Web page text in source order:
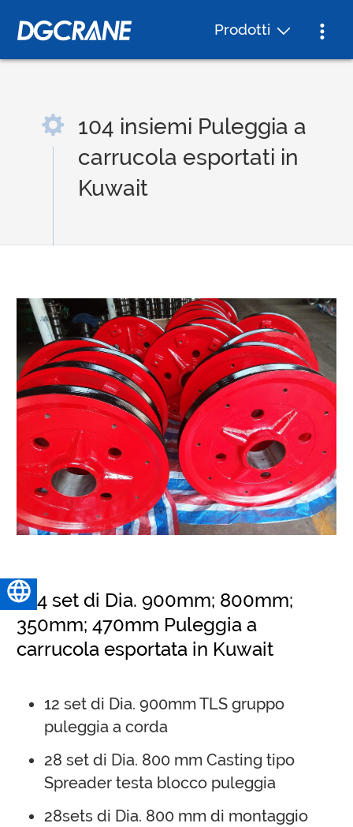
Prodotti
104 insiemi Puleggia a
carrucola esportati in
Kuwait
104 set di Dia. 900mm; 800mm;
350mm; 470mm Puleggia a
carrucola esportata in Kuwait
12 set di Dia. 900mm TLS gruppo
puleggia a corda
28 set di Dia. 800 mm Casting tipo
Spreader testa blocco puleggia
28sets di Dia. 800 mm di montaggio
Italiano